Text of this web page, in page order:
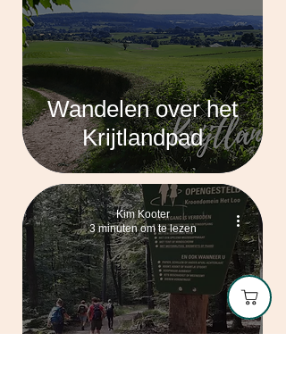
Wandelen over het
Krijtlandpad
Kim Kooter
3 minuten om te lezen